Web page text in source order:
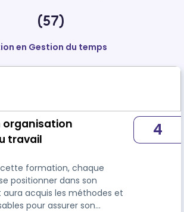
(57)
en Gestion du temps
organisation
travail
cette formation, chaque
positionner dans son
acquis les méthodes et
pour assurer son
4